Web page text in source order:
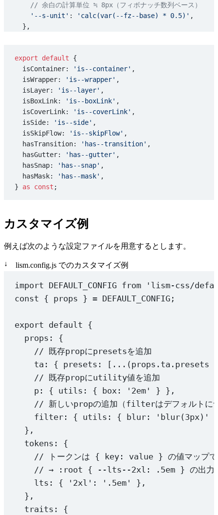
// lh="1"（互換ショートカット）の .-lh:1 と同じ出力
    utils: {
'0' : '0px' },
  },
  td: { prop:
'textDecoration'
  tt: { prop:
'textTransform', utils: { upper:
// te: { prop: 'textEmphasis', presets:
  // tsh: { prop: 'textShadow' },
  d: {
    prop:
'display',
    presets: [
'none', 'block'
    bp:
1,
  },
  o: { prop:
'opacity' , presets: [
  v: { prop:
'visibility'
  ov: { prop:
  // overflow-clip-margin → safariで使えない
  ar: {
    prop:
'aspectRatio'
    presets: [
'21/9', '16/9' , '3/2' , '1/1'],
    token:
'ar',
    bp:
1,
  w: { prop:
'width'
  h: { prop:
  'min-w'
: { prop: 'minWidth' , presets: [
: { prop: 'maxWidth' , presets: [
  'min-h'
: { prop: 'minHeight', presets: ['100%' ],
  'max-h'
: { prop: 'maxHeight', presets: [
  contentSize: { isVar:
1, presets: ['s', 'm' , 'l',
  sz: { prop:
'inlineSize' , token: 'sz' },
: { prop: 'minInlineSize' , token: 'sz' },
  'max-sz'
    prop:
'maxInlineSize'
    token:
'sz' ,
    tokenClass:
1,
    exUtility: {
      full:
      bleed:
''
    // 余白の計算単位 ≒ 8px（フィボナッチ数列ベース）
    '--s-unit'
: 'calc(var(--fz--base) * 0.5)' ,
  },
    // base: 背景色
    base:
'hsl(220 0% 99%)',
    'base-2'
: 'hsl(220 4% 95%)'
    // text: コンテンツの文字色
    text:
'hsl(220 0% 8%)' ,
    'text-2'
: 'hsl(220 4% 32%)'
    // divider: 境界線の色
    divider:
'hsl(220 4% 88%)'
    link:
'oklch(50% 0.3 240)', // ≒ hsl(220, 90%,
    brand:
'#1e5f8c',
    accent:
'#d94a6a',
// ライトモード・ダークモードのどちらでもブレンドして
//  Memo: 黒からの変化の方がわかりづらいため、明るめ
    shadow:
'hsl(220 4% 8% / 12%)'
  },
// パレットカラー: 基準の明度 --L / 彩度 --C（vars グ
//  keycolor は :root に実値を持たないカタログ専用キ
    red:
'oklch(var(--L) var(--C) 20)',
    blue:
'oklch(calc(var(--L) - 4%) calc(var(--C)
    green:
'oklch(calc(var(--L) + 4%) calc(var(--
    purple:
'oklch(calc(var(--L) - 4%) calc(var(--
    orange:
'oklch(calc(var(--L) + 6%) calc(var(--
    pink:
'oklch(calc(var(--L) + 2%) calc(var(--C)
    white:
'#fff',
    black:
'#000' ,
    keycolor:
'-',
// font-size: 倍音列でのスケーリング（--fz-mol は
  fz: {
    base:
'1rem'
    '5xl'
: 'calc(1em * var(--fz-mol) / (var(--fz-
    '4xl'
'calc(1em * var(--fz-mol) / (var(--fz-
    '2xl'
:
'calc(1em * var(--fz-mol) / (var(--fz-
    xl:
    l:
'calc(1em * var(--fz-mol) / (var(--fz-mol) -
export default {
  isContainer:
'is--container' ,
  isWrapper:
'is--wrapper' ,
  isLayer:
'is--layer' ,
  isBoxLink:
'is--boxLink' ,
  isCoverLink:
'is--coverLink' ,
  isSide:
'is--side' ,
  isSkipFlow:
'is--skipFlow' ,
  hasTransition:
'has--transition' ,
  hasGutter:
'has--gutter' ,
  hasSnap:
'has--snap' ,
  hasMask:
'has--mask' ,
} as const ;
カスタマイズ例
例えば次のような設定ファイルを用意するとします。
↓ lism.config.js でのカスタマイズ例
import DEFAULT_CONFIG from
'lism-css/
const { props } = DEFAULT_CONFIG;
export default {
props: {
// 既存propにpresetsを追加
ta: { presets: [ ... (props.ta.presets
// 既存propにutility値を追加
p: { utils: { box:
'2em'
} },
// 新しいpropの追加（filterはデフォルトに
filter: { utils: { blur:
'blur(3px)'
},
tokens: {
// トークンは { key: value } の値マップで
// → :root { --lts--2xl: .5em } の出力と -
lts: {
'2xl' : '.5em'
},
},
traits: {